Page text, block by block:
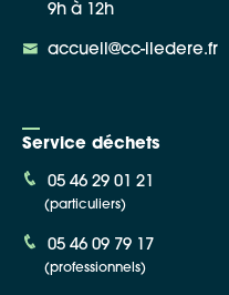
9h à 12h
accueil@cc-iledere.fr
Service déchets
05 46 29 01 21
(particuliers)
05 46 09 79 17
(professionnels)